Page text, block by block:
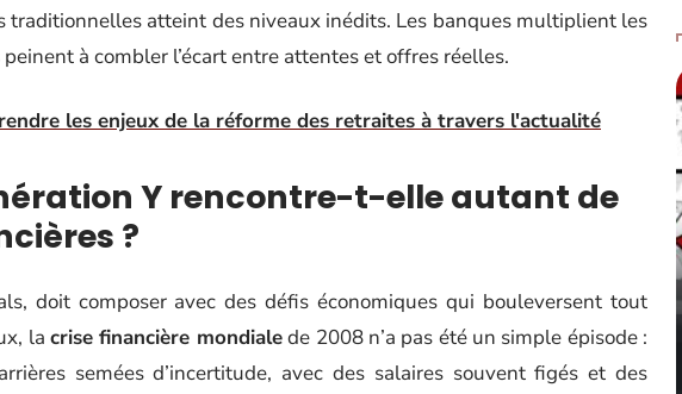
traditionnelles atteint des niveaux inédits. Les banques multiplient les
à combler l’écart entre attentes et offres réelles.
les enjeux de la réforme des retraites à travers l'actualité
Y rencontre-t-elle autant de
?
doit composer avec des défis économiques qui bouleversent tout
lacrise financière mondialede 2008 n’a pas été un simple épisode :
semées d’incertitude, avec des salaires souvent figés et des